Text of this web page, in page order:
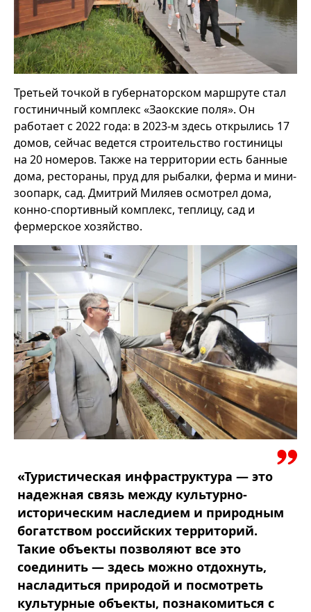
Третьей точкой в губернаторском маршруте стал
гостиничный комплекс «Заокские поля». Он
работает с 2022 года: в 2023-м здесь открылись 17
домов, сейчас ведется строительство гостиницы
на 20 номеров. Также на территории есть банные
дома, рестораны, пруд для рыбалки, ферма и мини-
зоопарк, сад. Дмитрий Миляев осмотрел дома,
конно-спортивный комплекс, теплицу, сад и
фермерское хозяйство.
«Туристическая инфраструктура — это
надежная связь между культурно-
историческим наследием и природным
богатством российских территорий.
Такие объекты позволяют все это
соединить — здесь можно отдохнуть,
насладиться природой и посмотреть
культурные объекты, познакомиться с